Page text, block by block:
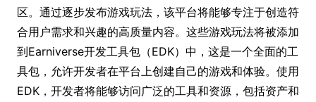
区。通过逐步发布游戏玩法，该平台将能够专注于创造符
合用户需求和兴趣的高质量内容。这些游戏玩法将被添加
到Earniverse开发工具包（EDK）中，这是一个全面的工
具包，允许开发者在平台上创建自己的游戏和体验。使用
EDK，开发者将能够访问广泛的工具和资源，包括资产和